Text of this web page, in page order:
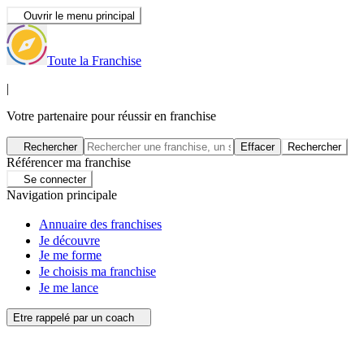
Ouvrir le menu principal
Toute la Franchise
|
Votre partenaire pour réussir en franchise
Rechercher Effacer Rechercher
Référencer ma franchise
Se connecter
Navigation principale
Annuaire des franchises
Je découvre
Je me forme
Je choisis ma franchise
Je me lance
Etre rappelé par un coach